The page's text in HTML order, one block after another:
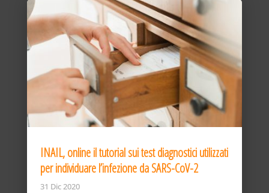
INAIL, online il tutorial sui test diagnostici utilizzati
per individuare l’infezione da SARS-CoV-2
31 Dic 2020